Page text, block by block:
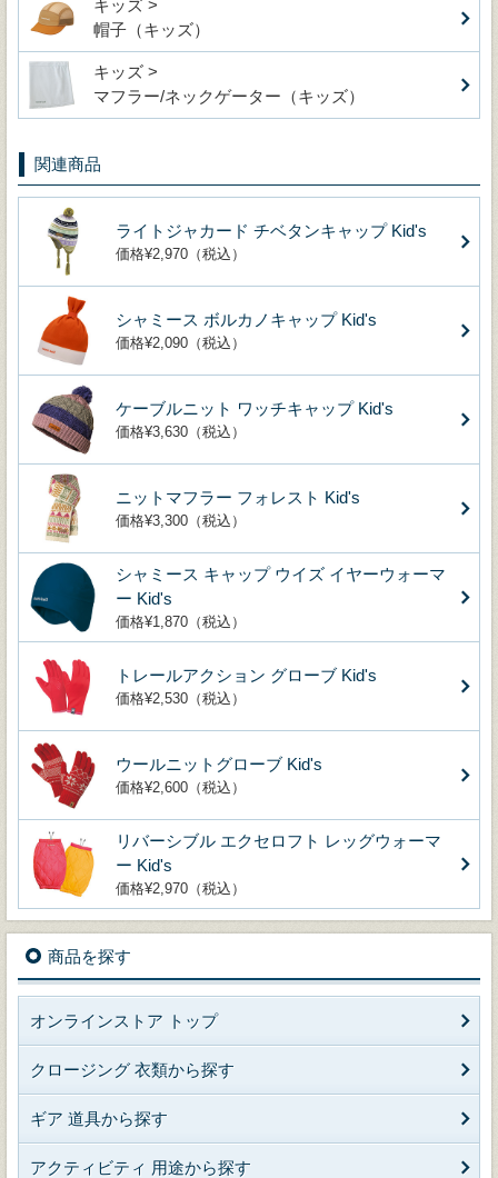
キッズ >
帽子（キッズ）
キッズ >
マフラー/ネックゲーター（キッズ）
関連商品
ライトジャカード チベタンキャップ Kid's
価格¥2,970（税込）
シャミース ボルカノキャップ Kid's
価格¥2,090（税込）
ケーブルニット ワッチキャップ Kid's
価格¥3,630（税込）
ニットマフラー フォレスト Kid's
価格¥3,300（税込）
シャミース キャップ ウイズ イヤーウォーマ
ー Kid's
価格¥1,870（税込）
トレールアクション グローブ Kid's
価格¥2,530（税込）
ウールニットグローブ Kid's
価格¥2,600（税込）
リバーシブル エクセロフト レッグウォーマ
ー Kid's
価格¥2,970（税込）
商品を探す
オンラインストア トップ
クロージング 衣類から探す
ギア 道具から探す
アクティビティ 用途から探す